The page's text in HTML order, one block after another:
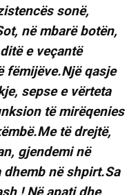
sonë,
në mbarë botën,
e veçantë
fëmijëve.Një qasje
sepse e vërteta
të mirëqenies
të drejtë,
gjendemi në
në shpirt.Sa